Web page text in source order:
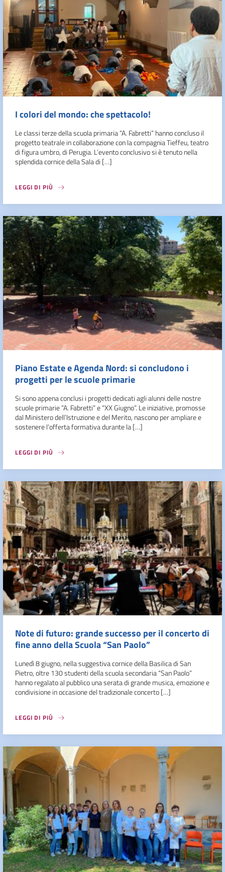
I colori del mondo: che spettacolo!
Le classi terze della scuola primaria “A. Fabretti” hanno concluso il
progetto teatrale in collaborazione con la compagnia Tieffeu, teatro
di figura umbro, di Perugia. L’evento conclusivo si è tenuto nella
splendida cornice della Sala di […]
LEGGI DI PIÙ
Piano Estate e Agenda Nord: si concludono i
progetti per le scuole primarie
Si sono appena conclusi i progetti dedicati agli alunni delle nostre
scuole primarie ”A. Fabretti” e “XX Giugno”. Le iniziative, promosse
dal Ministero dell’Istruzione e del Merito, nascono per ampliare e
sostenere l’offerta formativa durante la […]
LEGGI DI PIÙ
Note di futuro: grande successo per il concerto di
fine anno della Scuola “San Paolo”
Lunedì 8 giugno, nella suggestiva cornice della Basilica di San
Pietro, oltre 130 studenti della scuola secondaria “San Paolo”
hanno regalato al pubblico una serata di grande musica, emozione e
condivisione in occasione del tradizionale concerto […]
LEGGI DI PIÙ